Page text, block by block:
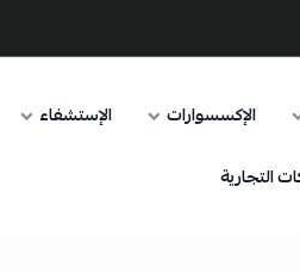
الإكسسوارات الإستشفاء
التجارية